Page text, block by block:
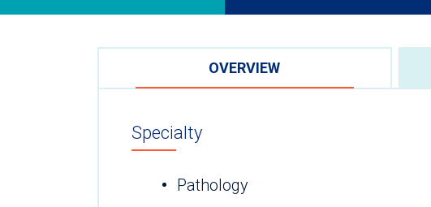
OVERVIEW
Specialty
Pathology